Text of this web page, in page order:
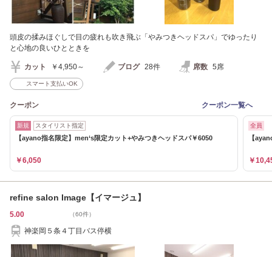
頭皮の揉みほぐしで目の疲れも吹き飛ぶ「やみつきヘッドスパ」でゆったり
と心地の良いひとときを
カット ￥4,950～ ブログ 28件 席数 5席
スマート支払いOK
クーポン クーポン一覧へ
新規 スタイリスト指定
【ayano指名限定】men‘s限定カット+やみつきヘッドスパ￥6050
￥6,050
全員
【
￥
refine salon Image【イマージュ】
5.00 （60件）
神楽岡５条４丁目バス停横